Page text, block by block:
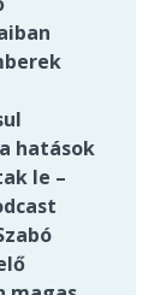
hatások
le –